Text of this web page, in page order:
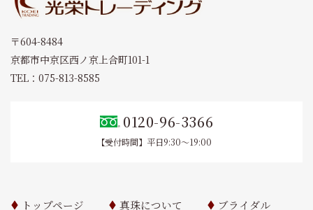
〒604-8484
京都市中京区西ノ京上合町101-1
TEL：075-813-8585
0120-96-3366
【受付時間】平日9:30～19:00
トップページ 真珠について ブライダル